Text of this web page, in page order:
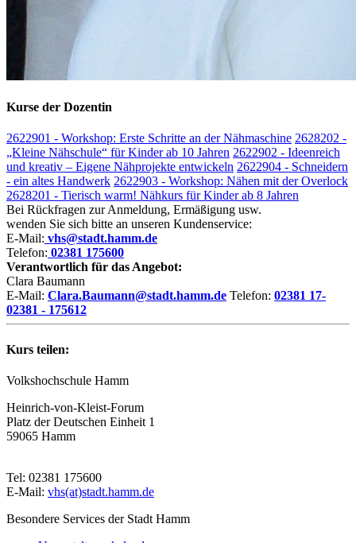
Kurse der Dozentin
2622901 - Workshop: Erste Schritte an der Nähmaschine 2628202 -
„Kleine Nähschule“ für Kinder ab 10 Jahren 2622902 - Ideenreich
und kreativ – Eigene Nähprojekte entwickeln 2622904 - Schneidern
- ein altes Handwerk 2622903 - Workshop: Nähen mit der Overlock
2628201 - Tierisch warm! Nähkurs für Kinder ab 8 Jahren
Bei Rückfragen zur Anmeldung, Ermäßigung usw.
wenden Sie sich bitte an unseren Kundenservice:
E-Mail: vhs@stadt.hamm.de
Telefon: 02381 175600
Verantwortlich für das Angebot:
Clara Baumann
E-Mail: Clara.Baumann@stadt.hamm.de Telefon: 02381 17-
02381 - 175612
Kurs teilen:
Volkshochschule Hamm
Heinrich-von-Kleist-Forum
Platz der Deutschen Einheit 1
59065 Hamm
Tel: 02381 175600
E-Mail: vhs(at)stadt.hamm.de
Besondere Services der Stadt Hamm